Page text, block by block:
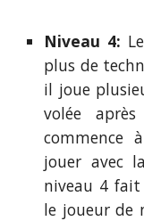
Niveau 4:
plus de
il joue
volée
commence
jouer avec
niveau 4
le joueur de